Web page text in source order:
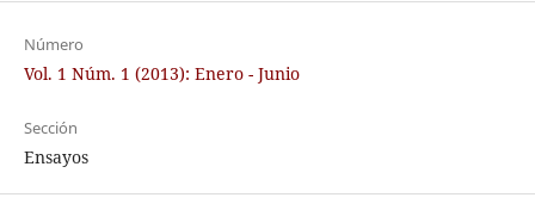
Número
Vol. 1 Núm. 1 (2013): Enero - Junio
Sección
Ensayos